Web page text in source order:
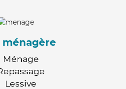
ménagère
Ménage
Lessive